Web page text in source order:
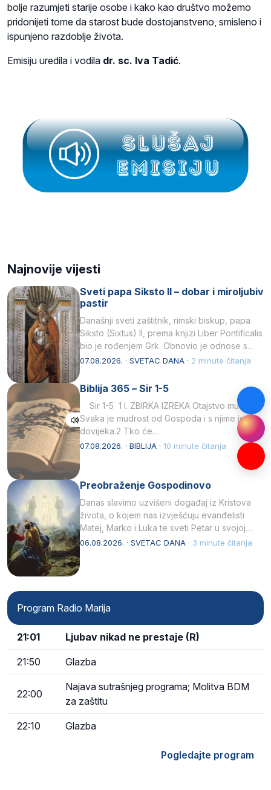
bolje razumjeti starije osobe i kako kao društvo možemo
pridonijeti tome da starost bude dostojanstveno, smisleno i
ispunjeno razdoblje života.
Emisiju uredila i vodila dr. sc. Iva Tadić.
Najnovije vijesti
Sveti papa Siksto II – dobar i miroljubiv
pastir
Današnji sveti zaštitnik, rimski biskup, papa
Siksto (Sixtus) II, prema knjizi Liber Pontificalis
bio je rođenjem Grk. Obnovio je odnose s
afričkim…
07.08.2026. · SVETAC DANA · 2 minute čitanja
Biblija 365 – Sir 1-5
Sir 1-5 1 I. ZBIRKA IZREKA Otajstvo mudrosti
Svaka je mudrost od Gospoda i s njime je
dovijeka.2 Tko će…
07.08.2026. · BIBLIJA · 10 minute čitanja
Preobraženje Gospodinovo
Danas slavimo uzvišeni događaj iz Kristova
života, o kojem nas izvješćuju evanđelisti
Matej, Marko i Luka te sveti Petar u svojoj
drugoj…
06.08.2026. · SVETAC DANA · 3 minute čitanja
Program Radio Marija
21:01 Ljubav nikad ne prestaje (R)
21:50 Glazba
22:00
Najava sutrašnjeg programa; Molitva BDM
za zaštitu
22:10 Glazba
Pogledajte program